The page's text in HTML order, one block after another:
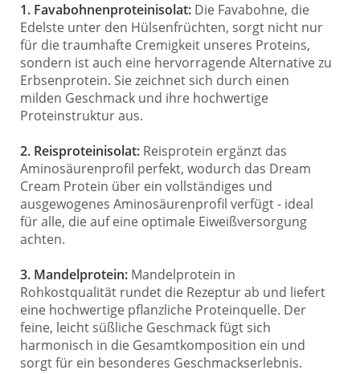
1. Favabohnenproteinisolat: Die Favabohne, die
Edelste unter den Hülsenfrüchten, sorgt nicht nur
für die traumhafte Cremigkeit unseres Proteins,
sondern ist auch eine hervorragende Alternative zu
Erbsenprotein. Sie zeichnet sich durch einen
milden Geschmack und ihre hochwertige
Proteinstruktur aus.
2. Reisproteinisolat: Reisprotein ergänzt das
Aminosäurenprofil perfekt, wodurch das Dream
Cream Protein über ein vollständiges und
ausgewogenes Aminosäurenprofil verfügt - ideal
für alle, die auf eine optimale Eiweißversorgung
achten.
3. Mandelprotein: Mandelprotein in
Rohkostqualität rundet die Rezeptur ab und liefert
eine hochwertige pflanzliche Proteinquelle. Der
feine, leicht süßliche Geschmack fügt sich
harmonisch in die Gesamtkomposition ein und
sorgt für ein besonderes Geschmackserlebnis.